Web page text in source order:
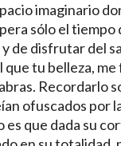
imaginario
sólo el
de disfrutar del
que tu belleza,
Recordarlo
ofuscados por
que dada su